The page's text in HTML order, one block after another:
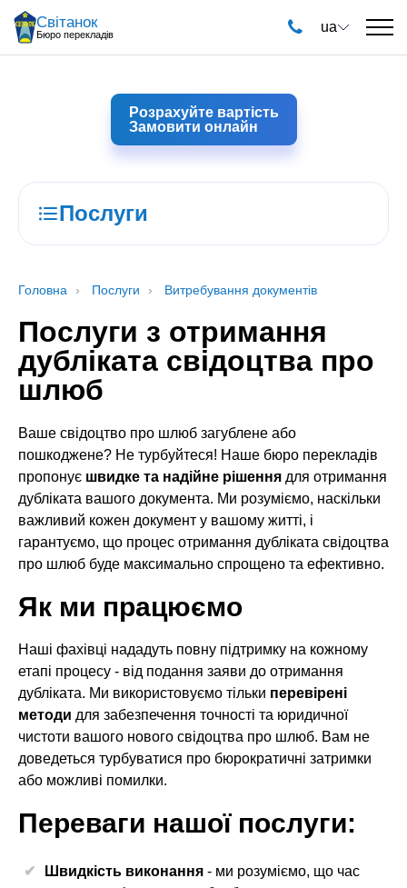
Світанок
Бюро перекладів ua
Розрахуйте вартість
Замовити онлайн
Послуги
Головна Послуги Витребування документів
Послуги з отримання
дубліката свідоцтва про
шлюб
Ваше свідоцтво про шлюб загублене або
пошкоджене? Не турбуйтеся! Наше бюро перекладів
пропонує швидке та надійне рішення для отримання
дубліката вашого документа. Ми розуміємо, наскільки
важливий кожен документ у вашому житті, і
гарантуємо, що процес отримання дубліката свідоцтва
про шлюб буде максимально спрощено та ефективно.
Як ми працюємо
Наші фахівці нададуть повну підтримку на кожному
етапі процесу - від подання заяви до отримання
дубліката. Ми використовуємо тільки перевірені
методи для забезпечення точності та юридичної
чистоти вашого нового свідоцтва про шлюб. Вам не
доведеться турбуватися про бюрократичні затримки
або можливі помилки.
Переваги нашої послуги:
Швидкість виконання - ми розуміємо, що час